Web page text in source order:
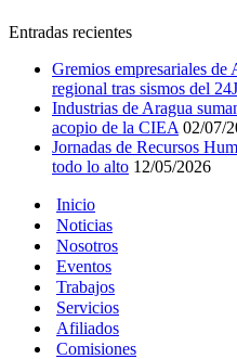
Entradas recientes
Gremios empresariales de
regional tras sismos del 24J
Industrias de Aragua
acopio de la CIEA 02/07/
Jornadas de Recursos
todo lo alto 12/05/2026
Inicio
Noticias
Nosotros
Eventos
Trabajos
Servicios
Afiliados
Comisiones